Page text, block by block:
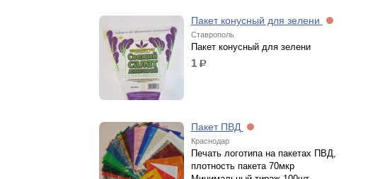
Пакет конусный для зелени
Ставрополь
Пакет конусный для зелени
1 р.
Пакет ПВД
Краснодар
Печать логотипа на пакетах ПВД,
плотность пакета 70мкр